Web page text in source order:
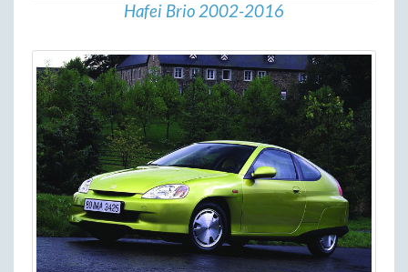
Hafei Brio 2002-2016